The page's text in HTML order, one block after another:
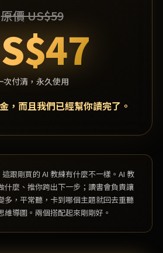
原價 US$59
次付清，永久使用
，而且我們已經幫你讀完了。
跟剛買的 AI 教練有什麼不一樣。AI 教
什麼、推你跨出下一步；讀書會負責讓
多，平常聽，卡到哪個主題就回去重聽
維導圖。兩個搭配起來剛剛好。